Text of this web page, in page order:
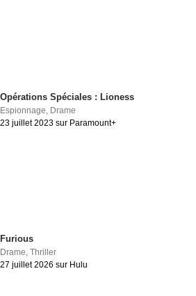
Opérations Spéciales : Lioness
Espionnage, Drame
23 juillet 2023 sur Paramount+
Furious
Drame ,Thriller
27 juillet 2026 sur Hulu